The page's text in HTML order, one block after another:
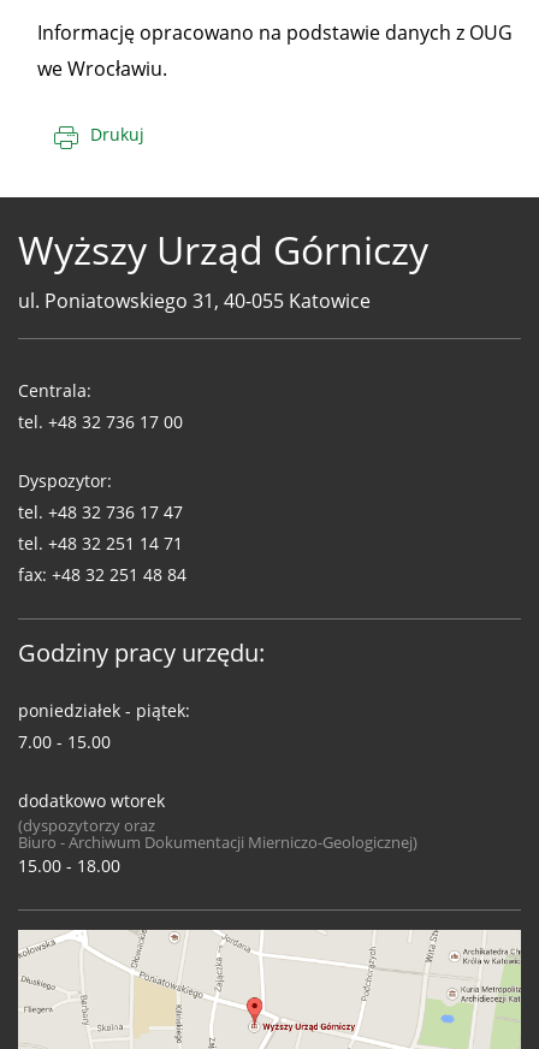
Informację opracowano na podstawie danych z OUG
we Wrocławiu.
Drukuj
Wyższy Urząd Górniczy
ul. Poniatowskiego 31, 40-055 Katowice
WUG
Centrala:
tel. +48 32 736 17 00
Dyspozytor:
tel. +48 32 736 17 47
tel. +48 32 251 14 71
fax: +48 32 251 48 84
Godziny pracy urzędu:
poniedziałek - piątek:
7.00 - 15.00
dodatkowo wtorek
(dyspozytorzy oraz
Biuro - Archiwum Dokumentacji Mierniczo-Geologicznej)
15.00 - 18.00